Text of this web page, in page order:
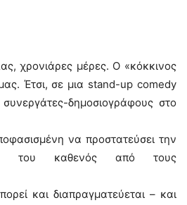
χρονιάρες μέρες. Ο «κόκκινος
Έτσι, σε μια stand-up comedy
δημοσιογράφους στο
να προστατεύσει την
του καθενός από τους
και διαπραγματεύεται – και